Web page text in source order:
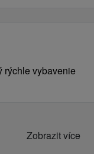
rýchle vybavenie
Zobrazit více